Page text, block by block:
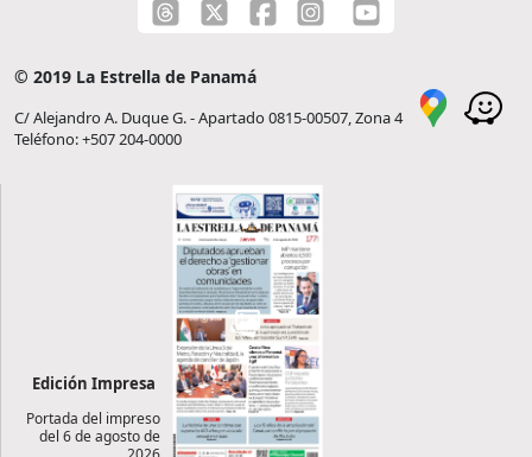
© 2019 La Estrella de Panamá
C/ Alejandro A. Duque G. - Apartado 0815-00507, Zona 4
Teléfono: +507 204-0000
Edición Impresa
Portada del impreso
del 6 de agosto de